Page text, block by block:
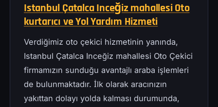
Istanbul Çatalca Inceğiz mahallesi Oto
kurtarıcı ve Yol Yardım Hizmeti
Verdiğimiz oto çekici hizmetinin yanında,
Istanbul Çatalca Inceğiz mahallesi Oto Çekici
firmamızın sunduğu avantajlı araba işlemleri
de bulunmaktadır. İlk olarak aracınızın
yakıttan dolayı yolda kalması durumunda,